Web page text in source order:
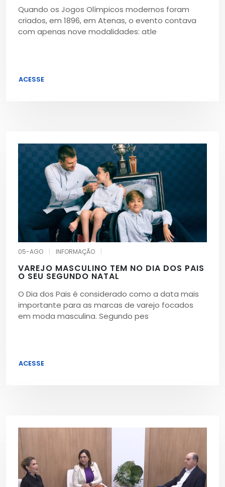
Quando os Jogos Olímpicos modernos foram
criados, em 1896, em Atenas, o evento contava
com apenas nove modalidades: atle
ACESSE
05-AGO INFORMAÇÃO
VAREJO MASCULINO TEM NO DIA DOS PAIS
O SEU SEGUNDO NATAL
O Dia dos Pais é considerado como a data mais
importante para as marcas de varejo focados
em moda masculina. Segundo pes
ACESSE